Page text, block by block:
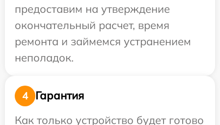
предоставим на утверждение
окончательный расчет, время
ремонта и займемся устранением
неполадок.
4
Гарантия
Как только устройство будет готово